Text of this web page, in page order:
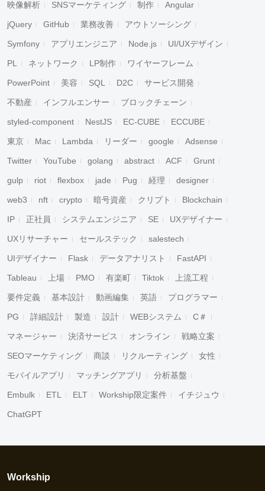
映像解析 SNSマーケティング 制作 Angular
jQuery GitHub 業務改善 アウトソーシング
Symfony アプリエンジニア Node.js UI/UXデザイン
PL ネットワーク LP制作 ワイヤーフレーム
PowerPoint 美容 SQL D2C サービス開発
不動産 インフルエンサー ブロックチェーン
styled-component NestJS EC-CUBE ECCUBE
東京 Mac Lambda リーダー google Adsense
Twitter YouTube golang abstract ACF Grunt
gulp riot flexbox jade Pug 経理 designer
web3 nft crypto 暗号資産 クリプト Blockchain
IP 正社員 システムエンジニア SE UXデザイナー
UXリサーチャー セールステック salestech
UIデザイナー Flask データアナリスト FastAPI
Tableau 上場 PMO 有楽町 Tiktok 上流工程
要件定義 基本設計 動画編集 英語 プログラマー
PG 詳細設計 製造 設計 WEBシステム C＃
マネージャー 決済サービス オンライン 戦略立案
SEOマーケティング 商談 リクルーティング 女性
モバイルアプリ マッチングアプリ 分析基盤
Embulk ETL ELT Workship限定案件 イチジュウ
ChatGPT
Workship